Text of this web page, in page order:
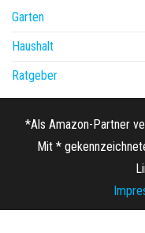
Garten
Haushalt
Ratgeber
*Als Amazon-Partner
Mit *